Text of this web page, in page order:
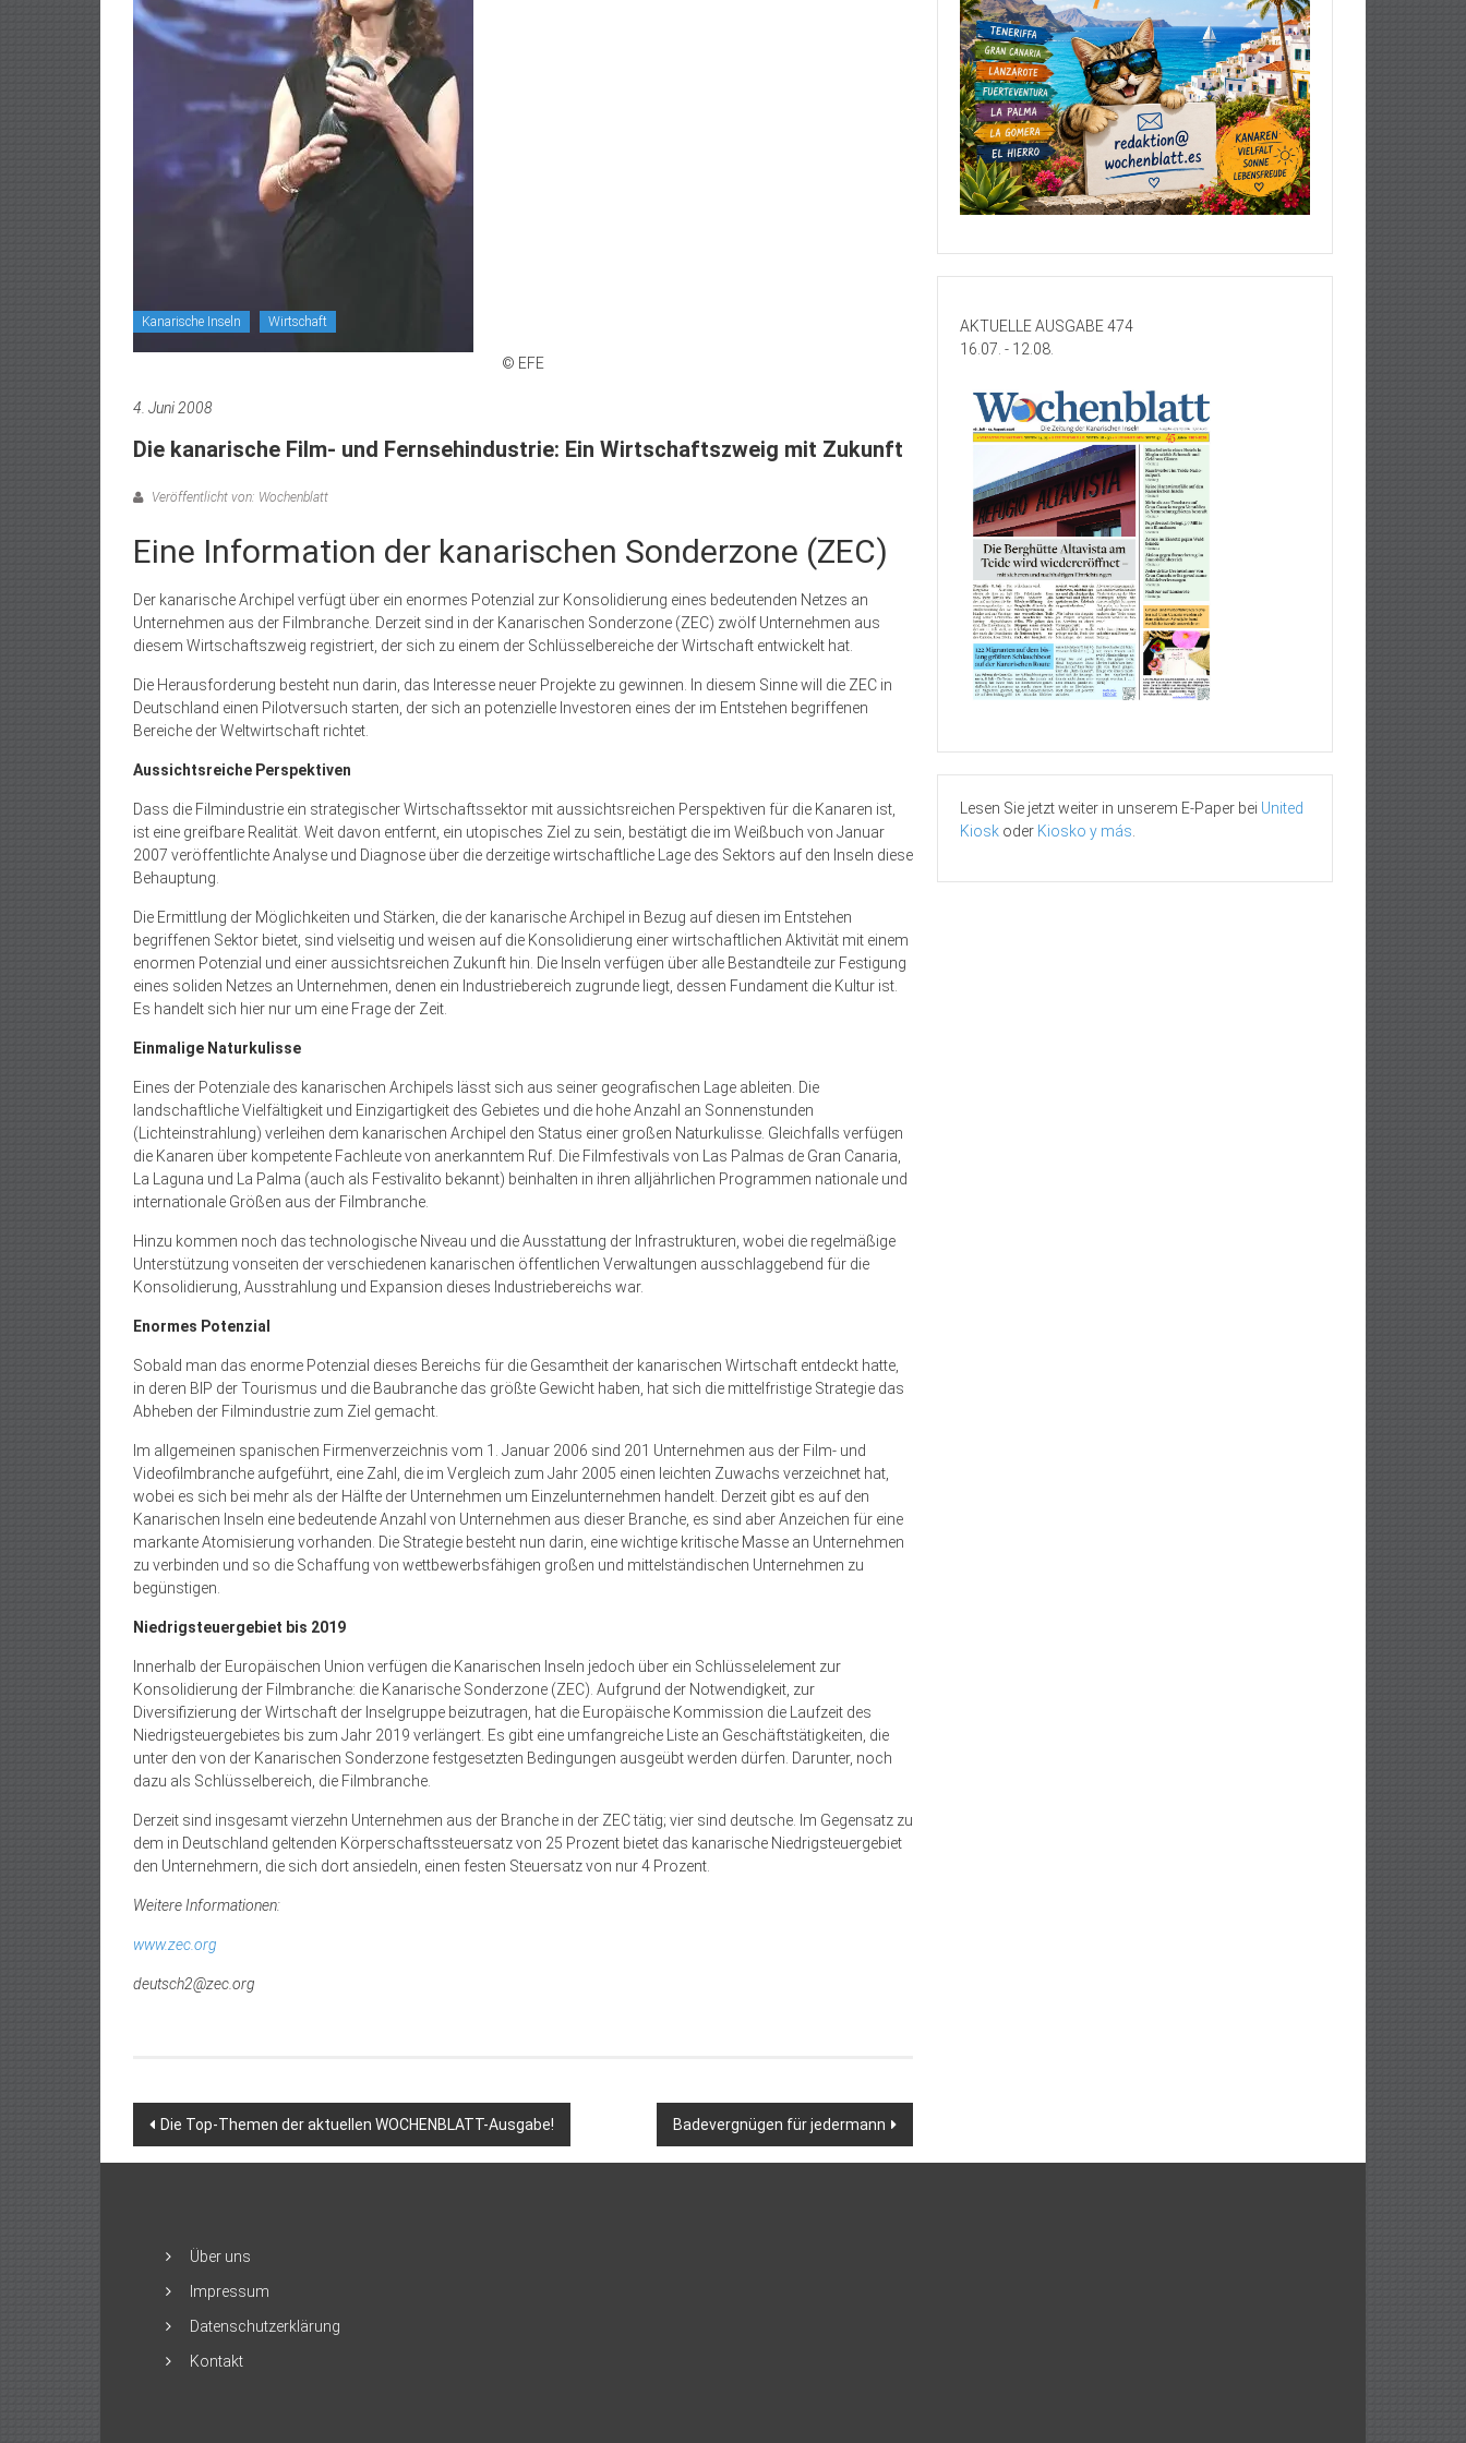
Kanarische Inseln Wirtschaft
© EFE
4. Juni 2008
Die kanarische Film- und Fernsehindustrie: Ein Wirtschaftszweig mit Zukunft
Veröffentlicht von: Wochenblatt
Eine Information der kanarischen Sonderzone (ZEC)
Der kanarische Archipel verfügt über ein enormes Potenzial zur Konsolidierung eines bedeutenden Netzes an
Unternehmen aus der Filmbranche. Derzeit sind in der Kanarischen Sonderzone (ZEC) zwölf Unternehmen aus
diesem Wirtschaftszweig regis­triert, der sich zu einem der Schlüsselbereiche der Wirtschaft entwickelt hat.
Die Herausforderung besteht nun darin, das Interesse neuer Projekte zu gewinnen. In diesem Sinne will die ZEC in
Deutschland einen Pilotversuch starten, der sich an potenzielle Investoren eines der im Entstehen begriffenen
Bereiche der Weltwirtschaft richtet.
Aussichtsreiche Perspektiven
Dass die Filmindustrie ein strategischer Wirtschaftssektor mit aussichtsreichen Perspektiven für die Kanaren ist,
ist eine greifbare Realität. Weit davon entfernt, ein utopisches Ziel zu sein, bestätigt die im Weißbuch von Januar
2007 veröffentlichte Analyse und Diagnose über die derzeitige wirtschaftliche Lage des Sektors auf den Inseln diese
Behauptung.
Die Ermittlung der Möglichkeiten und Stärken, die der kanarische Archipel in Bezug auf diesen im Entstehen
begriffenen Sektor bietet, sind vielseitig und weisen auf die Konsolidierung einer wirtschaftlichen Aktivität mit einem
enormen Potenzial und einer aussichtsreichen Zukunft hin. Die Inseln verfügen über alle Bestandteile zur Festigung
eines soliden Netzes an Unternehmen, denen ein Industriebereich zugrunde liegt, dessen Fundament die Kultur ist.
Es handelt sich hier nur um eine Frage der Zeit.
Einmalige Naturkulisse
Eines der Potenziale des kanarischen Archipels lässt sich aus seiner geografischen Lage ableiten. Die
landschaftliche Vielfältigkeit und Einzigartigkeit des Gebietes und die hohe Anzahl an Sonnenstunden
(Lichteinstrahlung) verleihen dem kanarischen Archipel den Status einer großen Naturkulisse. Gleichfalls verfügen
die Kanaren über kompetente Fachleute von anerkanntem Ruf. Die Filmfestivals von Las Palmas de Gran Canaria,
La Laguna und La Palma (auch als Festivalito bekannt) beinhalten in ihren alljährlichen Programmen nationale und
internationale Größen aus der Filmbranche.
Hinzu kommen noch das technologische Niveau und die Ausstattung der Infrastrukturen, wobei die regelmäßige
Unterstützung vonseiten der verschiedenen kanarischen öffentlichen Verwaltungen ausschlaggebend für die
Konsolidierung, Ausstrahlung und Expansion dieses Industriebereichs war.
Enormes Potenzial
Sobald man das enorme Potenzial dieses Bereichs für die Gesamtheit der kanarischen Wirtschaft entdeckt hatte,
in deren BIP der Tourismus und die Baubranche das größte Gewicht haben, hat sich die mittelfristige Strategie das
Abheben der Filmindustrie zum Ziel gemacht.
Im allgemeinen spanischen Firmenverzeichnis vom 1. Januar 2006 sind 201 Unternehmen aus der Film- und
Videofilmbranche aufgeführt, eine Zahl, die im Vergleich zum Jahr 2005 einen leichten Zuwachs verzeichnet hat,
wobei es sich bei mehr als der Hälfte der Unternehmen um Einzelunternehmen handelt. Derzeit gibt es auf den
Kanarischen Inseln eine bedeutende Anzahl von Unternehmen aus dieser Branche, es sind aber Anzeichen für eine
markante Atomisierung vorhanden. Die Strategie besteht nun darin, eine wichtige kritische Masse an Unternehmen
zu verbinden und so die Schaffung von wettbewerbsfähigen großen und mittelständischen Unternehmen zu
begünstigen.
Niedrigsteuergebiet bis 2019
Innerhalb der Europäischen Union verfügen die Kanarischen Inseln jedoch über ein Schlüsselelement zur
Konsolidierung der Filmbranche: die Kanarische Sonderzone (ZEC). Aufgrund der Notwendigkeit, zur
Diversifizierung der Wirtschaft der Inselgruppe beizutragen, hat die Europäische Kommission die Laufzeit des
Niedrigsteuergebietes bis zum Jahr 2019 verlängert. Es gibt eine umfangreiche Liste an Geschäftstätigkeiten, die
unter den von der Kanarischen Sonderzone festgesetzten Bedingungen ausgeübt werden dürfen. Darunter, noch
dazu als Schlüsselbereich, die Filmbranche.
Derzeit sind insgesamt vierzehn Unternehmen aus der Branche in der ZEC tätig; vier sind deutsche. Im Gegensatz zu
dem in Deutschland geltenden Körperschaftssteuersatz von 25 Prozent bietet das kanarische Niedrigsteuergebiet
den Unternehmern, die sich dort ansiedeln, einen festen Steuersatz von nur 4 Prozent.
Weitere Informationen:
www.zec.org
deutsch2@zec.org
Beitragsnavigation
Die Top-Themen der aktuellen WOCHENBLATT-Ausgabe! Badevergnügen für jedermann
AKTUELLE AUSGABE 474
16.07. - 12.08.
Lesen Sie jetzt weiter in unserem E-Paper bei United
Kiosk oder Kiosko y más
Über uns
Impressum
Datenschutzerklärung
Kontakt